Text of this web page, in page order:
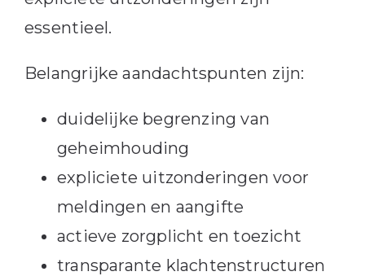
essentieel.
Belangrijke aandachtspunten zijn:
duidelijke begrenzing van
geheimhouding
expliciete uitzonderingen voor
meldingen en aangifte
actieve zorgplicht en toezicht
transparante klachtenstructuren